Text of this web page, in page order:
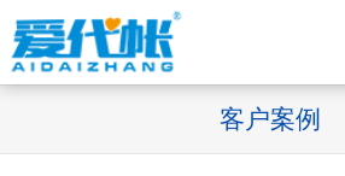
客户案例